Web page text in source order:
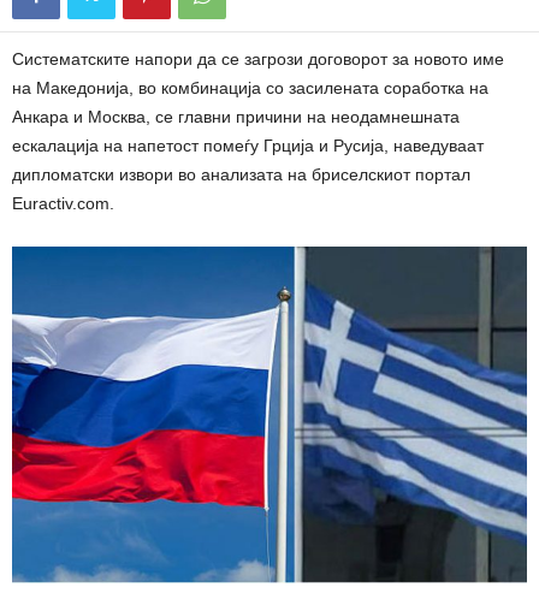
Систематските напори да се загрози договорот за новото име
на Македонија, во комбинација со засилената соработка на
Анкара и Москва, се главни причини на неодамнешната
ескалација на напетост помеѓу Грција и Русија, наведуваат
дипломатски извори во анализата на бриселскиот портал
Euractiv.com.